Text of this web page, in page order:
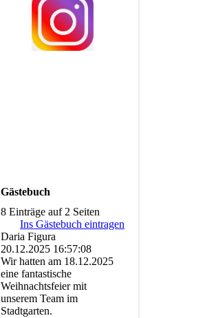
Gästebuch
8 Einträge auf 2 Seiten
Ins Gästebuch eintragen
Daria Figura
20.12.2025 16:57:08
Wir hatten am 18.12.2025
eine fantastische
Weihnachtsfeier mit
unserem Team im
Stadtgarten.